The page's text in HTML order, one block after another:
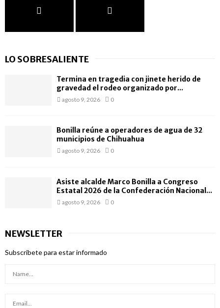
LO SOBRESALIENTE
Termina en tragedia con jinete herido de
gravedad el rodeo organizado por...
agosto 9, 2026 0
Bonilla reúne a operadores de agua de 32
municipios de Chihuahua
agosto 9, 2026 0
Asiste alcalde Marco Bonilla a Congreso
Estatal 2026 de la Confederación Nacional...
agosto 9, 2026 0
NEWSLETTER
Subscribete para estar informado